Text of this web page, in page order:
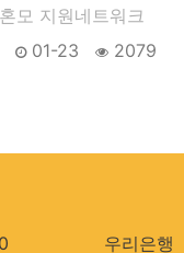
모 지원네트워크
01-23 2079
우리은행